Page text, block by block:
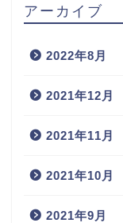
アーカイブ
2022年8月
2021年12月
2021年11月
2021年10月
2021年9月